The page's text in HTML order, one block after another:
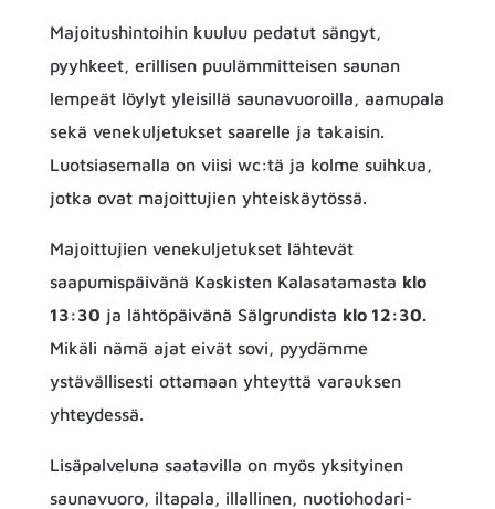
Majoitushintoihin kuuluu pedatut sängyt,
pyyhkeet, erillisen puulämmitteisen saunan
lempeät löylyt yleisillä saunavuoroilla, aamupala
sekä venekuljetukset saarelle ja takaisin.
Luotsiasemalla on viisi wc:tä ja kolme suihkua,
jotka ovat majoittujien yhteiskäytössä.
Majoittujien venekuljetukset lähtevät
saapumispäivänä Kaskisten Kalasatamasta klo
13:30 ja lähtöpäivänä Sälgrundista
klo 12:30.
Mikäli nämä ajat eivät sovi, pyydämme
ystävällisesti ottamaan yhteyttä varauksen
yhteydessä.
Lisäpalveluna saatavilla on myös yksityinen
saunavuoro, iltapala, illallinen, nuotiohodari-